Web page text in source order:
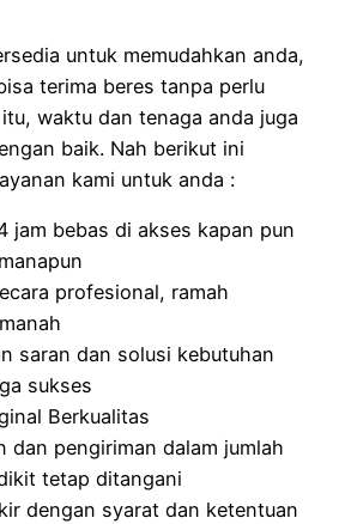
untuk memudahkan anda,
terima beres tanpa perlu
waktu dan tenaga anda juga
baik. Nah berikut ini
kami untuk anda :
jam bebas di akses kapan pun
profesional, ramah
saran dan solusi kebutuhan
sukses
Berkualitas
dan pengiriman dalam jumlah
tetap ditangani
dengan syarat dan ketentuan